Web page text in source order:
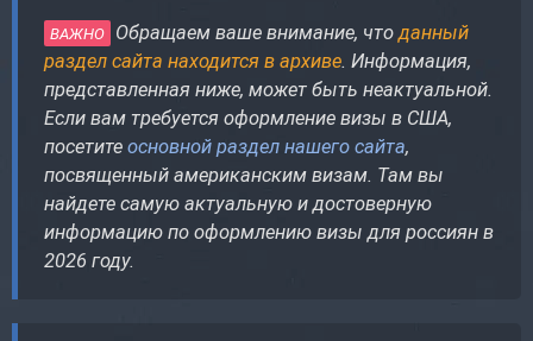
ВАЖНО Обращаем ваше внимание, что данный
раздел сайта находится в архиве. Информация,
представленная ниже, может быть неактуальной.
Если вам требуется оформление визы в США,
посетите основной раздел нашего сайта,
посвященный американским визам. Там вы
найдете самую актуальную и достоверную
информацию по оформлению визы для россиян в
2026 году.